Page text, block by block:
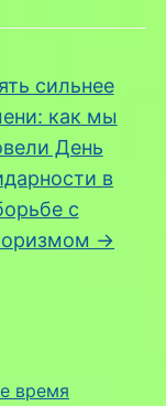
время
сильнее
как мы
День
в
с
→